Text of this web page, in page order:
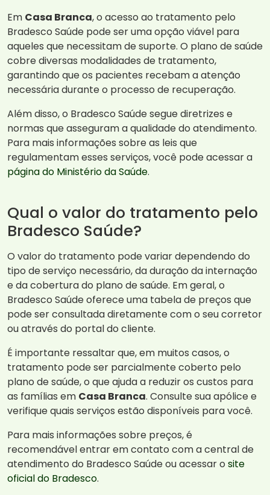
Em Casa Branca, o acesso ao tratamento pelo
Bradesco Saúde pode ser uma opção viável para
aqueles que necessitam de suporte. O plano de saúde
cobre diversas modalidades de tratamento,
garantindo que os pacientes recebam a atenção
necessária durante o processo de recuperação.
Além disso, o Bradesco Saúde segue diretrizes e
normas que asseguram a qualidade do atendimento.
Para mais informações sobre as leis que
regulamentam esses serviços, você pode acessar a
página do Ministério da Saúde.
Qual o valor do tratamento pelo
Bradesco Saúde?
O valor do tratamento pode variar dependendo do
tipo de serviço necessário, da duração da internação
e da cobertura do plano de saúde. Em geral, o
Bradesco Saúde oferece uma tabela de preços que
pode ser consultada diretamente com o seu corretor
ou através do portal do cliente.
É importante ressaltar que, em muitos casos, o
tratamento pode ser parcialmente coberto pelo
plano de saúde, o que ajuda a reduzir os custos para
as famílias em Casa Branca. Consulte sua apólice e
verifique quais serviços estão disponíveis para você.
Para mais informações sobre preços, é
recomendável entrar em contato com a central de
atendimento do Bradesco Saúde ou acessar o site
oficial do Bradesco.